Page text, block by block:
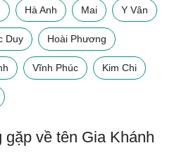
Hà Anh Mai Y Vân
Duy Hoài Phương
Vĩnh Phúc Kim Chi
về tên Gia Khánh